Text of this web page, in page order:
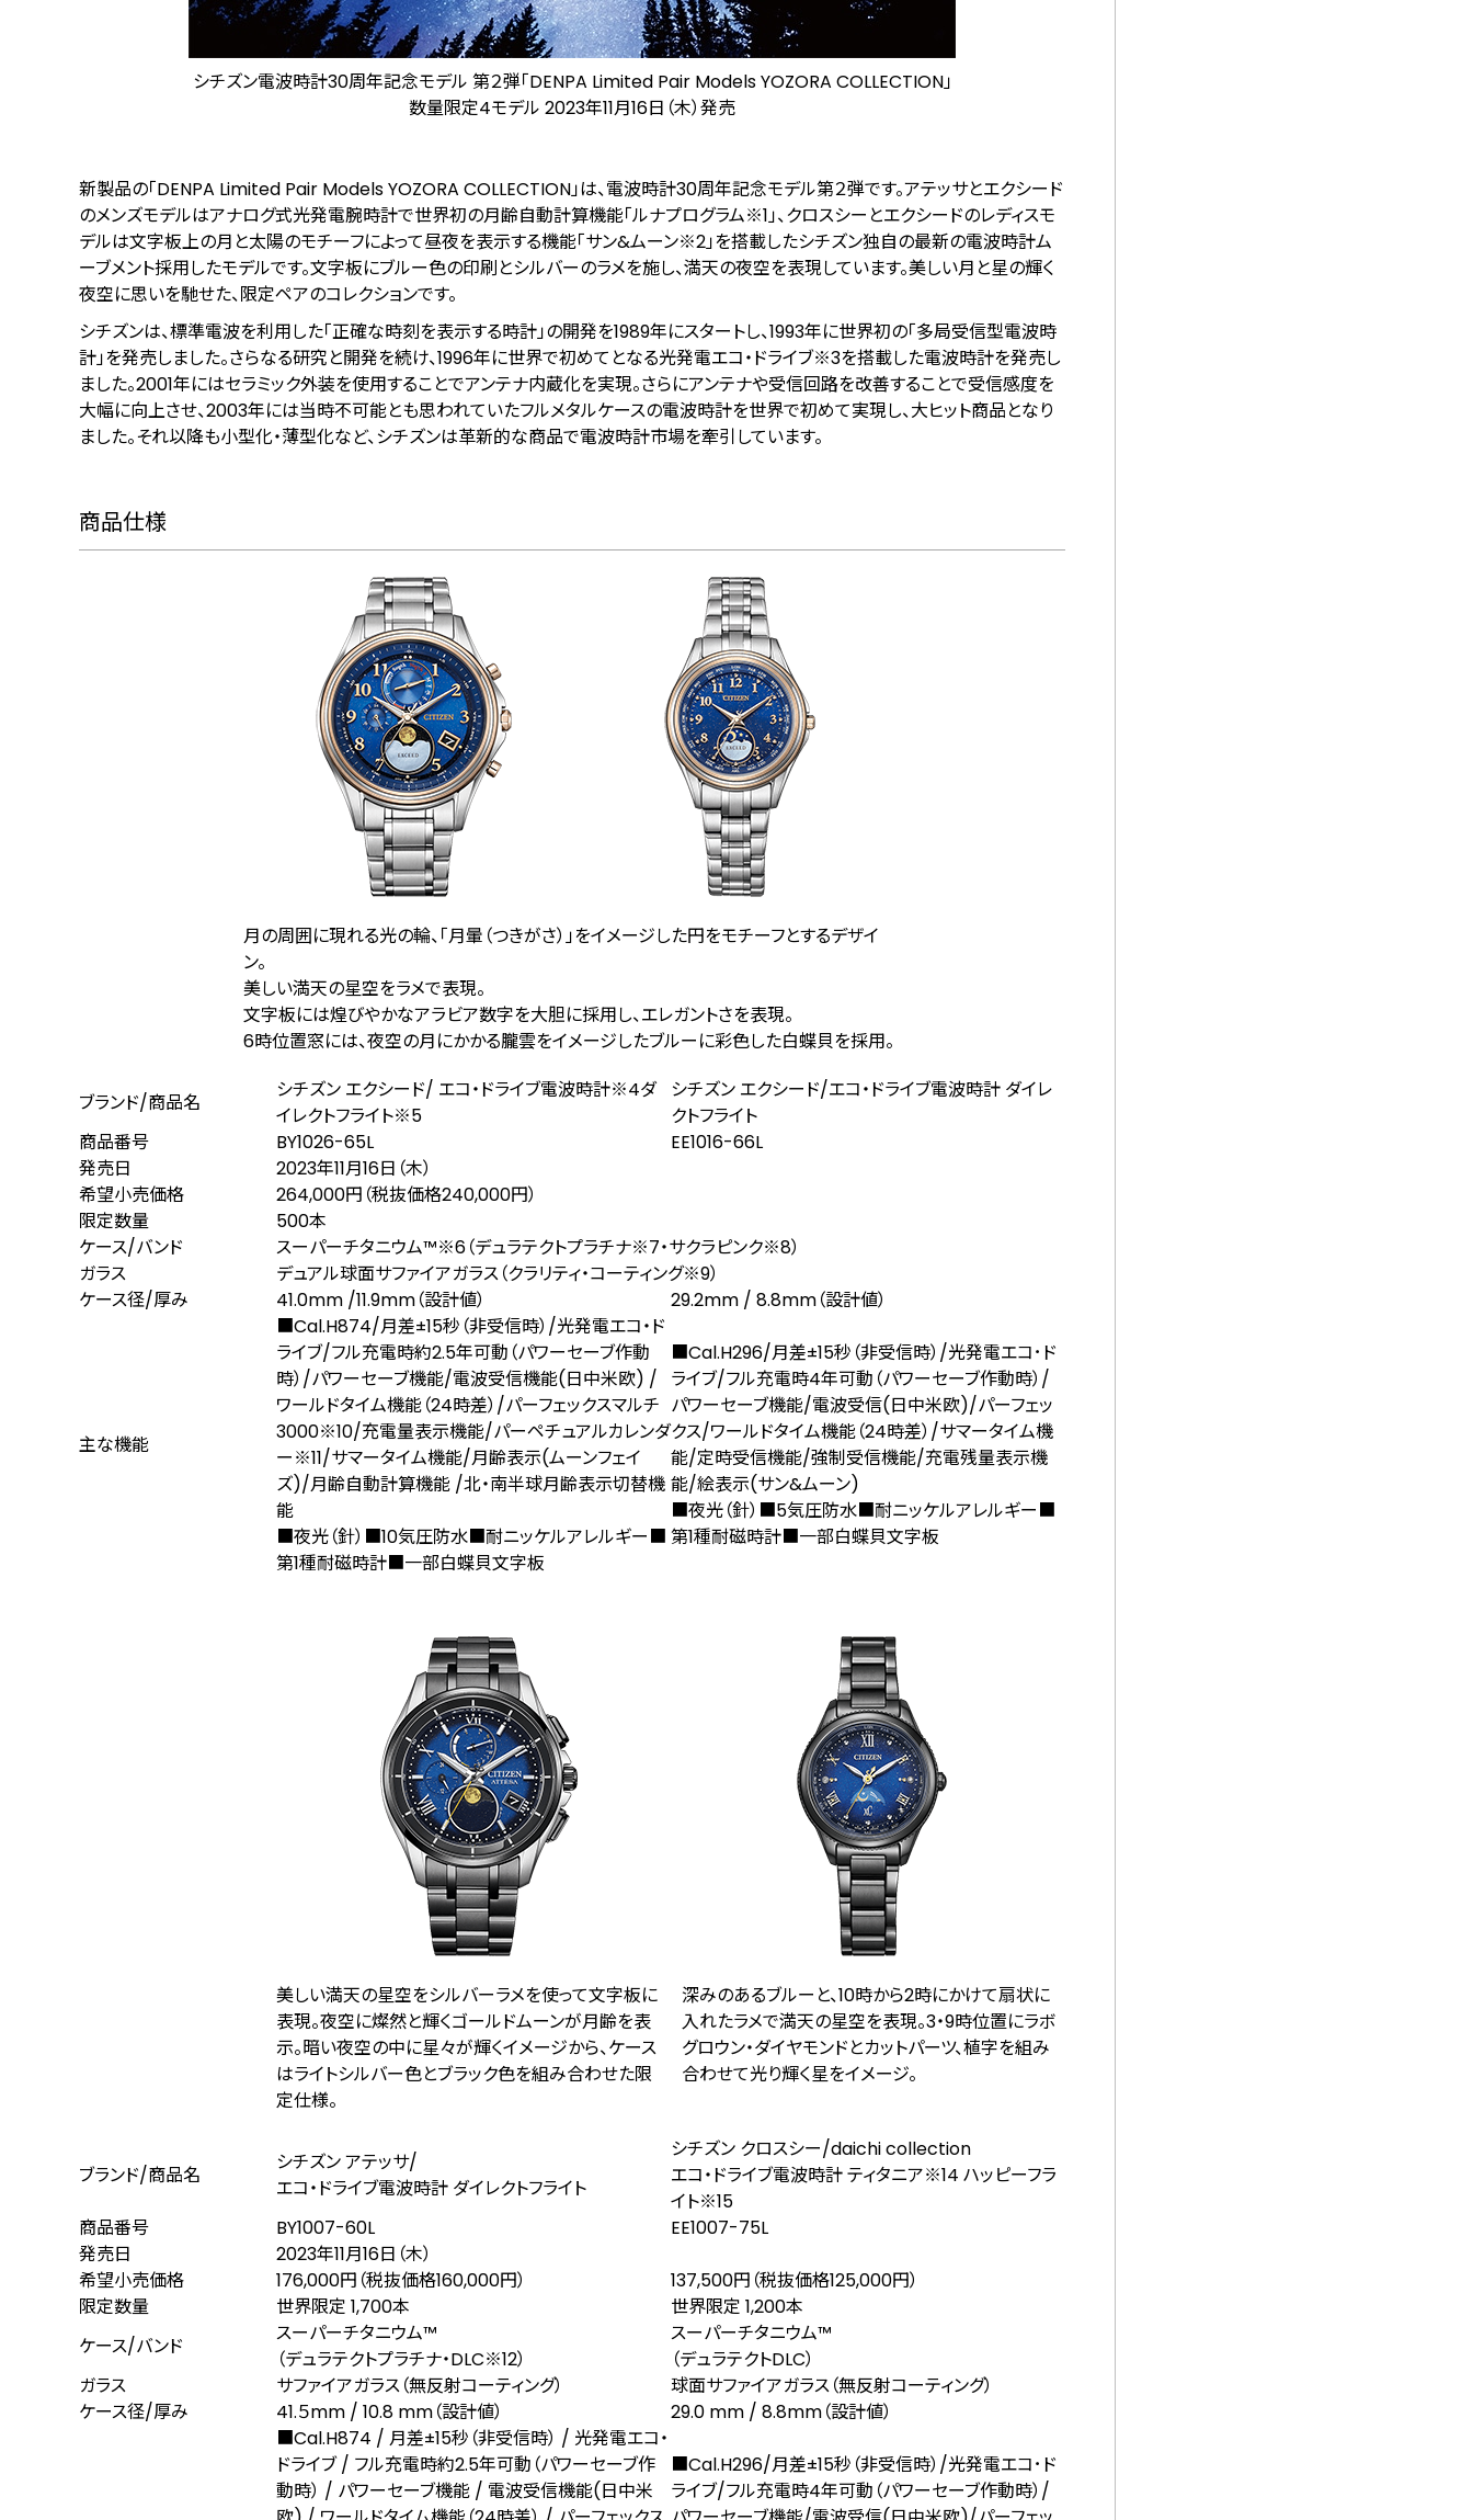
シチズン電波時計30周年記念モデル 第２弾「DENPA Limited Pair Models YOZORA COLLECTION」
数量限定4モデル 2023年11月16日（木）発売
新製品の「DENPA Limited Pair Models YOZORA COLLECTION」は、電波時計30周年記念モデル第２弾です。アテッサとエクシード
のメンズモデルはアナログ式光発電腕時計で世界初の月齢自動計算機能「ルナプログラム※1」、クロスシーとエクシードのレディスモ
デルは文字板上の月と太陽のモチーフによって昼夜を表示する機能「サン&ムーン※2」を搭載したシチズン独自の最新の電波時計ム
ーブメント採用したモデルです。文字板にブルー色の印刷とシルバーのラメを施し、満天の夜空を表現しています。美しい月と星の輝く
夜空に思いを馳せた、限定ペアのコレクションです。
シチズンは、標準電波を利用した「正確な時刻を表示する時計」の開発を1989年にスタートし、1993年に世界初の「多局受信型電波時
計」を発売しました。さらなる研究と開発を続け、1996年に世界で初めてとなる光発電エコ・ドライブ※3を搭載した電波時計を発売し
ました。2001年にはセラミック外装を使用することでアンテナ内蔵化を実現。さらにアンテナや受信回路を改善することで受信感度を
大幅に向上させ、2003年には当時不可能とも思われていたフルメタルケースの電波時計を世界で初めて実現し、大ヒット商品となり
ました。それ以降も小型化・薄型化など、シチズンは革新的な商品で電波時計市場を牽引しています。
商品仕様
月の周囲に現れる光の輪、「月暈（つきがさ）」をイメージした円をモチーフとするデザイ
ン。
美しい満天の星空をラメで表現。
文字板には煌びやかなアラビア数字を大胆に採用し、エレガントさを表現。
6時位置窓には、夜空の月にかかる朧雲をイメージしたブルーに彩色した白蝶貝を採用。
ブランド/商品名
シチズン エクシード/ エコ・ドライブ電波時計※4ダ
イレクトフライト※5
シチズン エクシード/エコ・ドライブ電波時計 ダイレ
クトフライト
商品番号
BY1026-65L
EE1016-66L
発売日
2023年11月16日（木）
希望小売価格
264,000円（税抜価格240,000円）
限定数量
500本
ケース/バンド
スーパーチタニウム™※6（デュラテクトプラチナ※7・サクラピンク※8）
ガラス
デュアル球面サファイアガラス（クラリティ・コーティング※9）
ケース径/厚み
41.0mm /11.9mm（設計値） 29.2mm / 8.8mm（設計値）
主な機能
■Cal.H874/月差±15秒（非受信時）/光発電エコ・ド
ライブ/フル充電時約2.5年可動（パワーセーブ作動
時）/パワーセーブ機能/電波受信機能(⽇中⽶欧) /
ワールドタイム機能（24時差）/パーフェックスマルチ
3000※10/充電量表示機能/パーペチュアルカレンダ
ー※11/サマータイム機能/月齢表示(ムーンフェイ
ズ)/月齢自動計算機能 /北・南半球月齢表示切替機
能
■夜光（針）■10気圧防水■耐ニッケルアレルギー■
第1種耐磁時計■一部白蝶貝文字板
■Cal.H296/月差±15秒（非受信時）/光発電エコ･ド
ライブ/フル充電時4年可動（パワーセーブ作動時）/
パワーセーブ機能/電波受信(日中米欧)/パーフェッ
クス/ワールドタイム機能（24時差）/サマータイム機
能/定時受信機能/強制受信機能/充電残量表示機
能/絵表示(サン&ムーン)
■夜光（針）■5気圧防水■耐ニッケルアレルギー■
第1種耐磁時計■一部白蝶貝文字板
美しい満天の星空をシルバーラメを使って文字板に
表現。夜空に燦然と輝くゴールドムーンが月齢を表
示。暗い夜空の中に星々が輝くイメージから、ケース
はライトシルバー色とブラック色を組み合わせた限
定仕様。
深みのあるブルーと、10時から2時にかけて扇状に
入れたラメで満天の星空を表現。3・9時位置にラボ
グロウン・ダイヤモンドとカットパーツ、植字を組み
合わせて光り輝く星をイメージ。
ブランド/商品名
シチズン アテッサ/
エコ・ドライブ電波時計 ダイレクトフライト
シチズン クロスシー/daichi collection
エコ・ドライブ電波時計 ティタニア※14 ハッピーフラ
イト※15
商品番号
BY1007-60L
EE1007-75L
発売日
2023年11月16日（木）
希望小売価格
176,000円（税抜価格160,000円）
137,500円（税抜価格125,000円）
限定数量
世界限定 1,700本
世界限定 1,200本
ケース/バンド
スーパーチタニウム™
（デュラテクトプラチナ・DLC※12）
スーパーチタニウム™
（デュラテクトDLC）
ガラス
サファイアガラス（無反射コーティング）
球面サファイアガラス（無反射コーティング）
ケース径/厚み
41.５mm / 10.8 mm（設計値）
29.0 mm / 8.8mm（設計値）
■Cal.H874 / 月差±15秒（非受信時） / 光発電エコ・
ドライブ / フル充電時約2.5年可動（パワーセーブ作
動時） / パワーセーブ機能 / 電波受信機能(⽇中⽶
■Cal.H296/月差±15秒（非受信時）/光発電エコ･ド
ライブ/フル充電時4年可動（パワーセーブ作動時）/